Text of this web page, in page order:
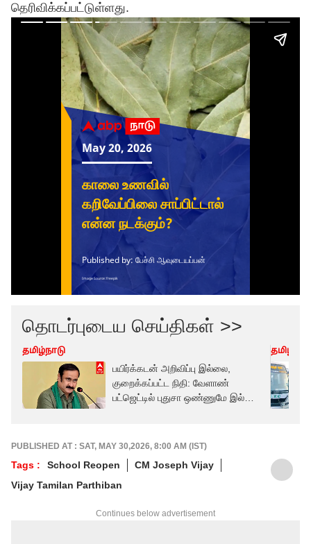
தெரிவிக்கப்பட்டுள்ளது.
தொடர்புடைய செய்திகள் >>
தமிழ்நாடு
பயிர்க்கடன் அறிவிப்பு இல்லை,
குறைக்கப்பட்ட நிதி: வேளாண்
பட்ஜெட்டில் புதுசா ஒண்ணுமே இல்லை-
PUBLISHED AT : SAT, MAY 30,2026, 8:00 AM (IST)
Tags : School Reopen
CM Joseph Vijay
Vijay Tamilan Parthiban
Continues below advertisement